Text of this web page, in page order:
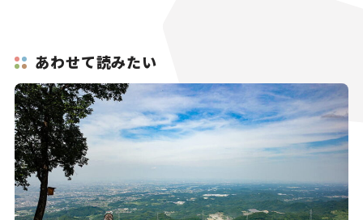
あわせて読みたい